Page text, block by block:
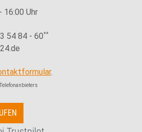
16:00 Uhr
54 84 - 60**
.